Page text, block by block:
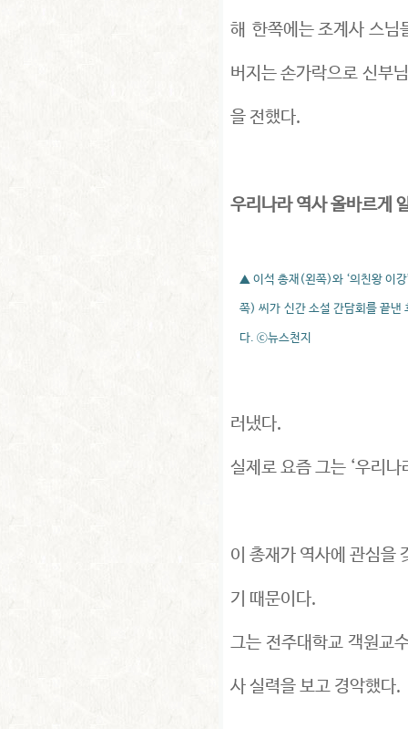
해 한쪽에는 조계사 스님
버지는 손가락으로 신부
을 전했다.
우리나라 역사 올바르게
▲ 이석 총재(왼쪽)와 ‘의친왕 이
쪽) 씨가 신간 소설 간담회를 끝낸
다. ⓒ뉴스천지
러냈다.
실제로 요즘 그는 ‘우리
이 총재가 역사에 관심을
기 때문이다.
그는 전주대학교 객원교
사 실력을 보고 경악했다.